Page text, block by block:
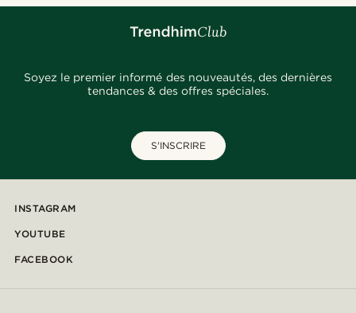
Soyez le premier informé des nouveautés, des dernières
tendances & des offres spéciales.
S'INSCRIRE
INSTAGRAM
YOUTUBE
FACEBOOK